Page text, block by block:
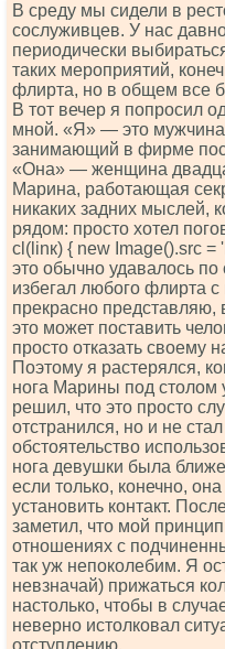
В среду мы сидели в
сослуживцев. У нас
периодически
таких мероприятий,
флирта, но в общем все
В тот вечер я попросил
мной. «Я» — это мужчина
занимающий в фирме
«Она» — женщина
Марина, работающая
никаких задних мыслей,
рядом: просто хотел
сl(linк) { nеw Imаgе().srс =
это обычно удавалось по
избегал любого флирта
прекрасно представляю,
это может поставить
просто отказать своему
Поэтому я растерялся,
нога Марины под столом
решил, что это просто
отстранился, но и не
обстоятельство
нога девушки была
если только, конечно,
установить контакт.
заметил, что мой
отношениях с
так уж непоколебим. Я
невзначай) прижаться
настолько, чтобы в
неверно истолковал
отступлению.